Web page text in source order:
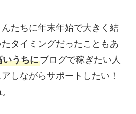
たちに年末年始で大きく結
タイミングだったこともあ
いうちにブログで稼ぎたい人
しながらサポートしたい！